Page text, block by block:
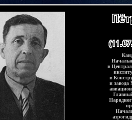
в
в
и завода